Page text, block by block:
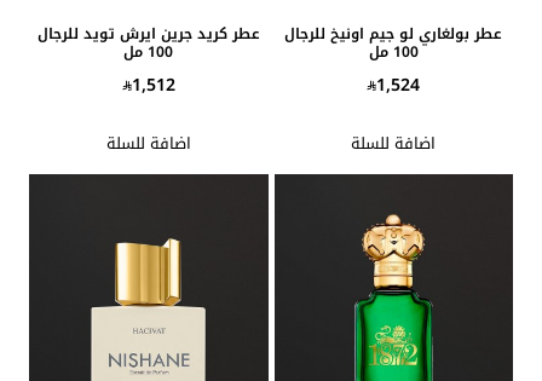
عطر بولغاري لو جيم اونيخ للرجال
100 مل
1,524
اضافة للسلة
عطر كريد جرين ايرش تويد للرجال
100 مل
1,512
اضافة للسلة